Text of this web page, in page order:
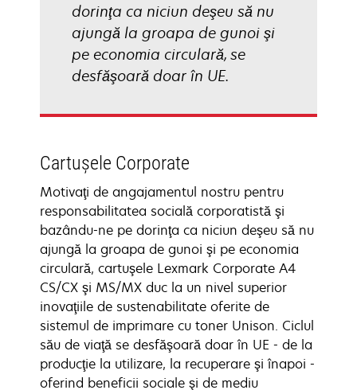
dorinţa ca niciun deşeu să nu
ajungă la groapa de gunoi şi
pe economia circulară, se
desfăşoară doar în UE.
Cartuşele Corporate
Motivaţi de angajamentul nostru pentru
responsabilitatea socială corporatistă şi
bazându-ne pe dorinţa ca niciun deşeu să nu
ajungă la groapa de gunoi şi pe economia
circulară, cartuşele Lexmark Corporate A4
CS/CX şi MS/MX duc la un nivel superior
inovaţiile de sustenabilitate oferite de
sistemul de imprimare cu toner Unison. Ciclul
său de viaţă se desfăşoară doar în UE - de la
producţie la utilizare, la recuperare şi înapoi -
oferind beneficii sociale şi de mediu